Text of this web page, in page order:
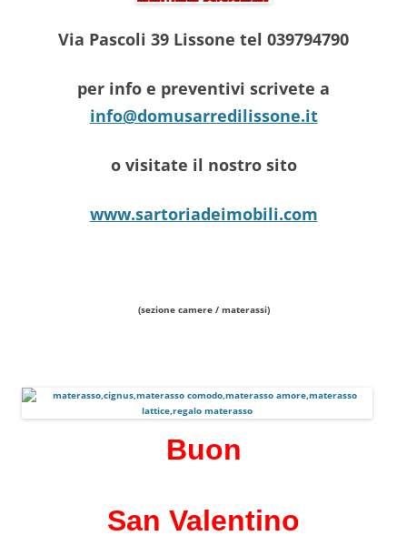
Via Pascoli 39 Lissone tel 039794790
per info e preventivi scrivete a
info@domusarredilissone.it
o visitate il nostro sito
www.sartoriadeimobili.com
(sezione camere / materassi)
Buon
San Valentino